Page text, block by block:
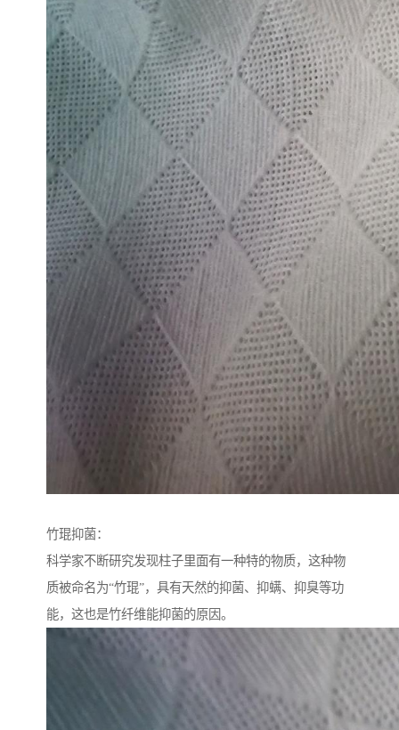
竹琨抑菌：
科学家不断研究发现柱子里面有一种特的物质，这种物
质被命名为“竹琨”，具有天然的抑菌、抑螨、抑臭等功
能，这也是竹纤维能抑菌的原因。